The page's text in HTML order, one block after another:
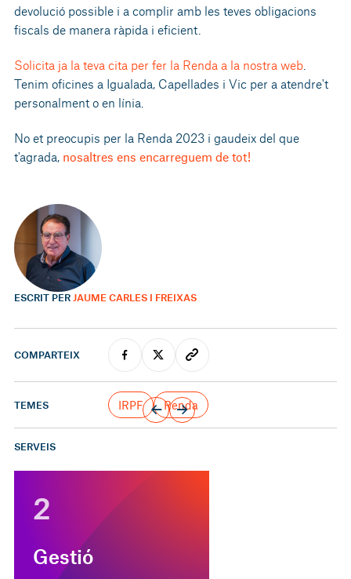
devolució possible i a complir amb les teves obligacions
fiscals de manera ràpida i eficient.
Solicita ja la teva cita per fer la Renda a la nostra web
Tenim oficines a Igualada, Capellades i Vic per a atendre't
personalment o en línia.
No et preocupis per la Renda 2023 i gaudeix del que
t'agrada, nosaltres ens encarreguem de tot!
ESCRIT PER JAUME CARLES I FREIXAS
COMPARTEIX
TEMES IRPF Renda
SERVEIS
2
Gestió